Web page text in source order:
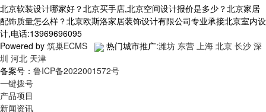
北京软装设计哪家好？北京买手店,北京空间设计报价是多少？北京家居
配饰质量怎么样？北京欧斯洛家居装饰设计有限公司专业承接北京室内设
计,电话:13969696095
Powered by 筑巢ECMS 热门城市推广:潍坊 东营 上海 北京 长沙 深
圳 河北 天津
备案号： 鲁ICP备2022001572号
一键拨号
产品项目
新闻资讯